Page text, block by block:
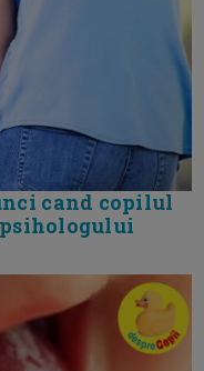
cand copilul
psihologului